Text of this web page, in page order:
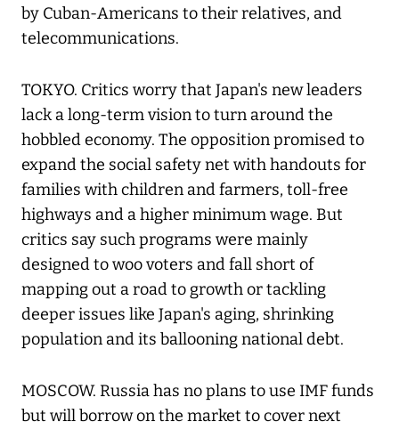
by Cuban-Americans to their relatives, and
telecommunications.
TOKYO. Critics worry that Japan's new leaders
lack a long-term vision to turn around the
hobbled economy. The opposition promised to
expand the social safety net with handouts for
families with children and farmers, toll-free
highways and a higher minimum wage. But
critics say such programs were mainly
designed to woo voters and fall short of
mapping out a road to growth or tackling
deeper issues like Japan's aging, shrinking
population and its ballooning national debt.
MOSCOW. Russia has no plans to use IMF funds
but will borrow on the market to cover next